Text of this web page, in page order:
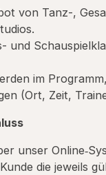
von Tanz-,
und
im
(Ort, Zeit,
unser
die jeweils